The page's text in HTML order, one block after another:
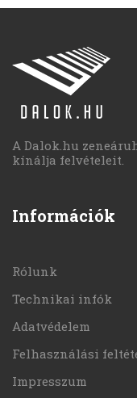
A Dalok.hu
kínálja felvételeit.
Információk
Rólunk
Technikai infók
Adatvédelem
Felhasználási
Impresszum